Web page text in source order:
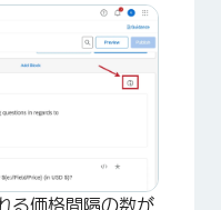
る価格間隔の数が